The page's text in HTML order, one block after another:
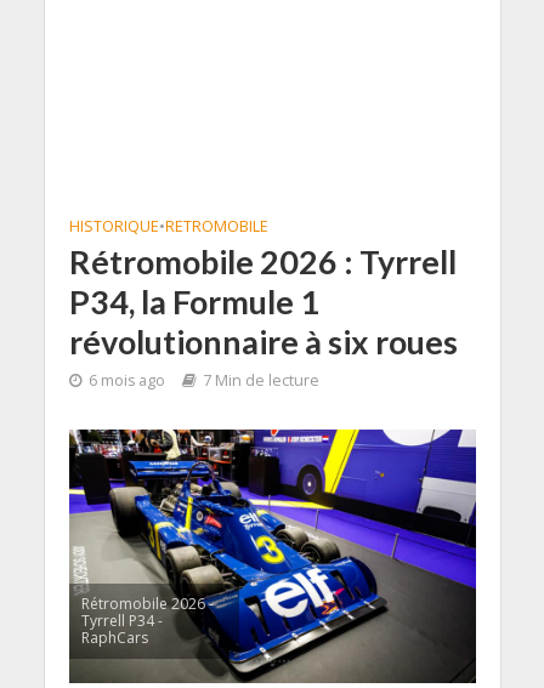
HISTORIQUE•RETROMOBILE
Rétromobile 2026 : Tyrrell
P34, la Formule 1
révolutionnaire à six roues
6 mois ago 7 Min de lecture
Rétromobile 2026 -
Tyrrell P34 -
RaphCars